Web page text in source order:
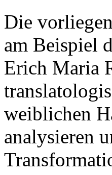
Die
am Beispiel
Erich Maria
weiblichen
analysieren